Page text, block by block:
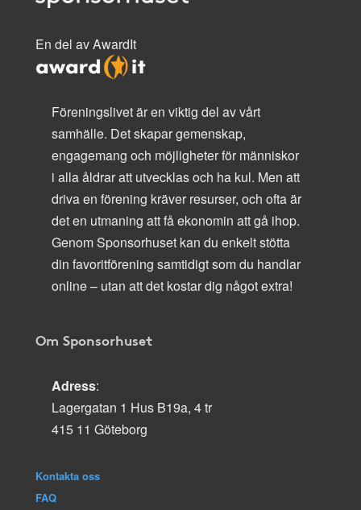
En del av AwardIt
Föreningslivet är en viktig del av vårt
samhälle. Det skapar gemenskap,
engagemang och möjligheter för människor
i alla åldrar att utvecklas och ha kul. Men att
driva en förening kräver resurser, och ofta är
det en utmaning att få ekonomin att gå ihop.
Genom Sponsorhuset kan du enkelt stötta
din favoritförening samtidigt som du handlar
online – utan att det kostar dig något extra!
Om Sponsorhuset
Adress:
Lagergatan 1 Hus B19a, 4 tr
415 11 Göteborg
Kontakta oss
FAQ